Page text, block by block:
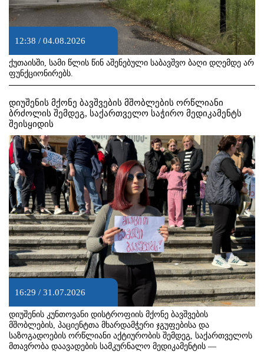
12:38 / 04.08.2026
ქუთაისში, სამი წლის წინ აშენებული საბავშვო ბაღი დღემდე არ
ფუნქციონირებს.
დიუშენის მქონე ბავშვების მშობლების ორწლიანი
ბრძოლის შემდეგ, საქართველო საჭირო მედიკამენტს
შეისყიდის
16:29 / 31.07.2026
დიუშენის კუნთოვანი დისტროფიის მქონე ბავშვების
მშობლების, პაციენტთა მხარდამჭერი ჯგუფებისა და
საზოგადოების ორწლიანი აქტიურობის შემდეგ, საქართველოს
მთავრობა დაავადების სამკურნალო მედიკამენტის —